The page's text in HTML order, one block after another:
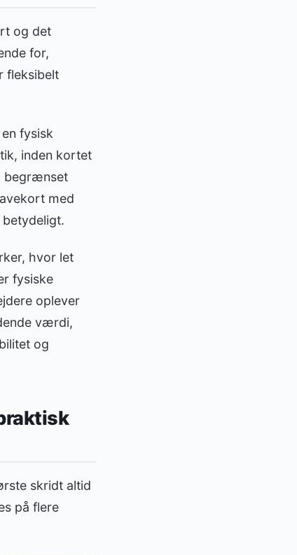
og det
for,
fleksibelt
fysisk
inden kortet
begrænset
med
hvor let
fysiske
oplever
værdi,
og
skridt altid
på flere